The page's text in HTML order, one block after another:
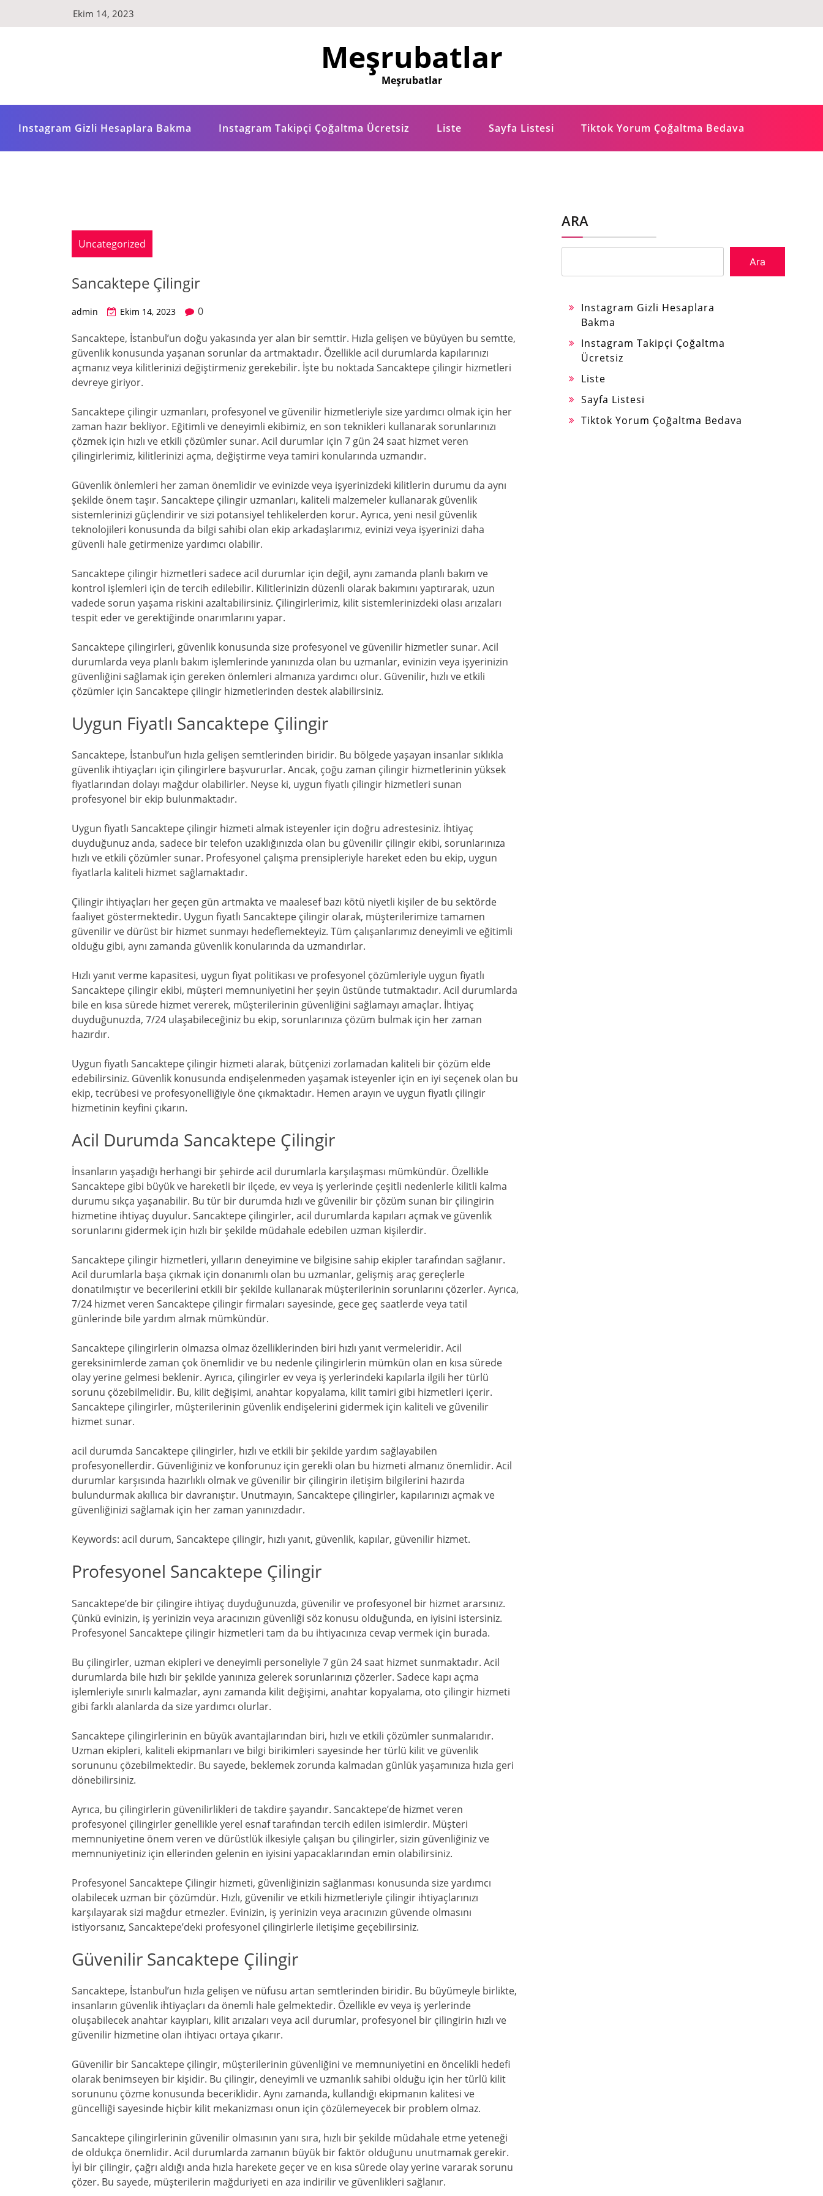
Ekim 14, 2023
Meşrubatlar
Meşrubatlar
Instagram Gizli Hesaplara Bakma Instagram Takipçi Çoğaltma Ücretsiz Liste Sayfa Listesi Tiktok Yorum Çoğaltma Bedava
Uncategorized
Sancaktepe Çilingir
admin Ekim 14, 2023
0
Sancaktepe, İstanbul’un doğu yakasında yer alan bir semttir. Hızla gelişen ve büyüyen bu semtte,
güvenlik konusunda yaşanan sorunlar da artmaktadır. Özellikle acil durumlarda kapılarınızı
açmanız veya kilitlerinizi değiştirmeniz gerekebilir. İşte bu noktada Sancaktepe çilingir hizmetleri
devreye giriyor.
Sancaktepe çilingir uzmanları, profesyonel ve güvenilir hizmetleriyle size yardımcı olmak için her
zaman hazır bekliyor. Eğitimli ve deneyimli ekibimiz, en son teknikleri kullanarak sorunlarınızı
çözmek için hızlı ve etkili çözümler sunar. Acil durumlar için 7 gün 24 saat hizmet veren
çilingirlerimiz, kilitlerinizi açma, değiştirme veya tamiri konularında uzmandır.
Güvenlik önlemleri her zaman önemlidir ve evinizde veya işyerinizdeki kilitlerin durumu da aynı
şekilde önem taşır. Sancaktepe çilingir uzmanları, kaliteli malzemeler kullanarak güvenlik
sistemlerinizi güçlendirir ve sizi potansiyel tehlikelerden korur. Ayrıca, yeni nesil güvenlik
teknolojileri konusunda da bilgi sahibi olan ekip arkadaşlarımız, evinizi veya işyerinizi daha
güvenli hale getirmenize yardımcı olabilir.
Sancaktepe çilingir hizmetleri sadece acil durumlar için değil, aynı zamanda planlı bakım ve
kontrol işlemleri için de tercih edilebilir. Kilitlerinizin düzenli olarak bakımını yaptırarak, uzun
vadede sorun yaşama riskini azaltabilirsiniz. Çilingirlerimiz, kilit sistemlerinizdeki olası arızaları
tespit eder ve gerektiğinde onarımlarını yapar.
Sancaktepe çilingirleri, güvenlik konusunda size profesyonel ve güvenilir hizmetler sunar. Acil
durumlarda veya planlı bakım işlemlerinde yanınızda olan bu uzmanlar, evinizin veya işyerinizin
güvenliğini sağlamak için gereken önlemleri almanıza yardımcı olur. Güvenilir, hızlı ve etkili
çözümler için Sancaktepe çilingir hizmetlerinden destek alabilirsiniz.
Uygun Fiyatlı Sancaktepe Çilingir
Sancaktepe, İstanbul’un hızla gelişen semtlerinden biridir. Bu bölgede yaşayan insanlar sıklıkla
güvenlik ihtiyaçları için çilingirlere başvururlar. Ancak, çoğu zaman çilingir hizmetlerinin yüksek
fiyatlarından dolayı mağdur olabilirler. Neyse ki, uygun fiyatlı çilingir hizmetleri sunan
profesyonel bir ekip bulunmaktadır.
Uygun fiyatlı Sancaktepe çilingir hizmeti almak isteyenler için doğru adrestesiniz. İhtiyaç
duyduğunuz anda, sadece bir telefon uzaklığınızda olan bu güvenilir çilingir ekibi, sorunlarınıza
hızlı ve etkili çözümler sunar. Profesyonel çalışma prensipleriyle hareket eden bu ekip, uygun
fiyatlarla kaliteli hizmet sağlamaktadır.
Çilingir ihtiyaçları her geçen gün artmakta ve maalesef bazı kötü niyetli kişiler de bu sektörde
faaliyet göstermektedir. Uygun fiyatlı Sancaktepe çilingir olarak, müşterilerimize tamamen
güvenilir ve dürüst bir hizmet sunmayı hedeflemekteyiz. Tüm çalışanlarımız deneyimli ve eğitimli
olduğu gibi, aynı zamanda güvenlik konularında da uzmandırlar.
Hızlı yanıt verme kapasitesi, uygun fiyat politikası ve profesyonel çözümleriyle uygun fiyatlı
Sancaktepe çilingir ekibi, müşteri memnuniyetini her şeyin üstünde tutmaktadır. Acil durumlarda
bile en kısa sürede hizmet vererek, müşterilerinin güvenliğini sağlamayı amaçlar. İhtiyaç
duyduğunuzda, 7/24 ulaşabileceğiniz bu ekip, sorunlarınıza çözüm bulmak için her zaman
hazırdır.
Uygun fiyatlı Sancaktepe çilingir hizmeti alarak, bütçenizi zorlamadan kaliteli bir çözüm elde
edebilirsiniz. Güvenlik konusunda endişelenmeden yaşamak isteyenler için en iyi seçenek olan bu
ekip, tecrübesi ve profesyonelliğiyle öne çıkmaktadır. Hemen arayın ve uygun fiyatlı çilingir
hizmetinin keyfini çıkarın.
Acil Durumda Sancaktepe Çilingir
İnsanların yaşadığı herhangi bir şehirde acil durumlarla karşılaşması mümkündür. Özellikle
Sancaktepe gibi büyük ve hareketli bir ilçede, ev veya iş yerlerinde çeşitli nedenlerle kilitli kalma
durumu sıkça yaşanabilir. Bu tür bir durumda hızlı ve güvenilir bir çözüm sunan bir çilingirin
hizmetine ihtiyaç duyulur. Sancaktepe çilingirler, acil durumlarda kapıları açmak ve güvenlik
sorunlarını gidermek için hızlı bir şekilde müdahale edebilen uzman kişilerdir.
Sancaktepe çilingir hizmetleri, yılların deneyimine ve bilgisine sahip ekipler tarafından sağlanır.
Acil durumlarla başa çıkmak için donanımlı olan bu uzmanlar, gelişmiş araç gereçlerle
donatılmıştır ve becerilerini etkili bir şekilde kullanarak müşterilerinin sorunlarını çözerler. Ayrıca,
7/24 hizmet veren Sancaktepe çilingir firmaları sayesinde, gece geç saatlerde veya tatil
günlerinde bile yardım almak mümkündür.
Sancaktepe çilingirlerin olmazsa olmaz özelliklerinden biri hızlı yanıt vermeleridir. Acil
gereksinimlerde zaman çok önemlidir ve bu nedenle çilingirlerin mümkün olan en kısa sürede
olay yerine gelmesi beklenir. Ayrıca, çilingirler ev veya iş yerlerindeki kapılarla ilgili her türlü
sorunu çözebilmelidir. Bu, kilit değişimi, anahtar kopyalama, kilit tamiri gibi hizmetleri içerir.
Sancaktepe çilingirler, müşterilerinin güvenlik endişelerini gidermek için kaliteli ve güvenilir
hizmet sunar.
acil durumda Sancaktepe çilingirler, hızlı ve etkili bir şekilde yardım sağlayabilen
profesyonellerdir. Güvenliğiniz ve konforunuz için gerekli olan bu hizmeti almanız önemlidir. Acil
durumlar karşısında hazırlıklı olmak ve güvenilir bir çilingirin iletişim bilgilerini hazırda
bulundurmak akıllıca bir davranıştır. Unutmayın, Sancaktepe çilingirler, kapılarınızı açmak ve
güvenliğinizi sağlamak için her zaman yanınızdadır.
Keywords: acil durum, Sancaktepe çilingir, hızlı yanıt, güvenlik, kapılar, güvenilir hizmet.
Profesyonel Sancaktepe Çilingir
Sancaktepe’de bir çilingire ihtiyaç duyduğunuzda, güvenilir ve profesyonel bir hizmet ararsınız.
Çünkü evinizin, iş yerinizin veya aracınızın güvenliği söz konusu olduğunda, en iyisini istersiniz.
Profesyonel Sancaktepe çilingir hizmetleri tam da bu ihtiyacınıza cevap vermek için burada.
Bu çilingirler, uzman ekipleri ve deneyimli personeliyle 7 gün 24 saat hizmet sunmaktadır. Acil
durumlarda bile hızlı bir şekilde yanınıza gelerek sorunlarınızı çözerler. Sadece kapı açma
işlemleriyle sınırlı kalmazlar, aynı zamanda kilit değişimi, anahtar kopyalama, oto çilingir hizmeti
gibi farklı alanlarda da size yardımcı olurlar.
Sancaktepe çilingirlerinin en büyük avantajlarından biri, hızlı ve etkili çözümler sunmalarıdır.
Uzman ekipleri, kaliteli ekipmanları ve bilgi birikimleri sayesinde her türlü kilit ve güvenlik
sorununu çözebilmektedir. Bu sayede, beklemek zorunda kalmadan günlük yaşamınıza hızla geri
dönebilirsiniz.
Ayrıca, bu çilingirlerin güvenilirlikleri de takdire şayandır. Sancaktepe’de hizmet veren
profesyonel çilingirler genellikle yerel esnaf tarafından tercih edilen isimlerdir. Müşteri
memnuniyetine önem veren ve dürüstlük ilkesiyle çalışan bu çilingirler, sizin güvenliğiniz ve
memnuniyetiniz için ellerinden gelenin en iyisini yapacaklarından emin olabilirsiniz.
Profesyonel Sancaktepe Çilingir hizmeti, güvenliğinizin sağlanması konusunda size yardımcı
olabilecek uzman bir çözümdür. Hızlı, güvenilir ve etkili hizmetleriyle çilingir ihtiyaçlarınızı
karşılayarak sizi mağdur etmezler. Evinizin, iş yerinizin veya aracınızın güvende olmasını
istiyorsanız, Sancaktepe’deki profesyonel çilingirlerle iletişime geçebilirsiniz.
Güvenilir Sancaktepe Çilingir
Sancaktepe, İstanbul’un hızla gelişen ve nüfusu artan semtlerinden biridir. Bu büyümeyle birlikte,
insanların güvenlik ihtiyaçları da önemli hale gelmektedir. Özellikle ev veya iş yerlerinde
oluşabilecek anahtar kayıpları, kilit arızaları veya acil durumlar, profesyonel bir çilingirin hızlı ve
güvenilir hizmetine olan ihtiyacı ortaya çıkarır.
Güvenilir bir Sancaktepe çilingir, müşterilerinin güvenliğini ve memnuniyetini en öncelikli hedefi
olarak benimseyen bir kişidir. Bu çilingir, deneyimli ve uzmanlık sahibi olduğu için her türlü kilit
sorununu çözme konusunda beceriklidir. Aynı zamanda, kullandığı ekipmanın kalitesi ve
güncelliği sayesinde hiçbir kilit mekanizması onun için çözülemeyecek bir problem olmaz.
Sancaktepe çilingirlerinin güvenilir olmasının yanı sıra, hızlı bir şekilde müdahale etme yeteneği
de oldukça önemlidir. Acil durumlarda zamanın büyük bir faktör olduğunu unutmamak gerekir.
İyi bir çilingir, çağrı aldığı anda hızla harekete geçer ve en kısa sürede olay yerine vararak sorunu
çözer. Bu sayede, müşterilerin mağduriyeti en aza indirilir ve güvenlikleri sağlanır.
ARA
Ara
Instagram Gizli Hesaplara
Bakma
Instagram Takipçi Çoğaltma
Ücretsiz
Liste
Sayfa Listesi
Tiktok Yorum Çoğaltma Bedava